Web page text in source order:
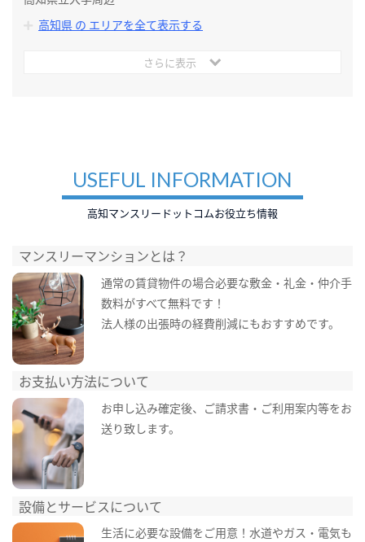
高知県 の エリアを全て表示する
さらに表示
USEFUL INFORMATION
高知マンスリードットコムお役立ち情報
マンスリーマンションとは？
通常の賃貸物件の場合必要な敷金・礼金・仲介手
数料がすべて無料です！
法人様の出張時の経費削減にもおすすめです。
お支払い方法について
お申し込み確定後、ご請求書・ご利用案内等をお
送り致します。
設備とサービスについて
生活に必要な設備をご用意！水道やガス・電気も